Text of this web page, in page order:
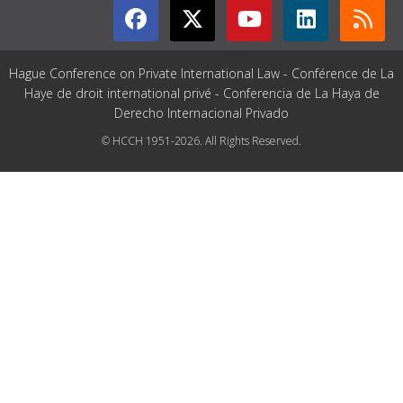
Hague Conference on Private International Law - Conférence de La
Haye de droit international privé - Conferencia de La Haya de
Derecho Internacional Privado
© HCCH 1951-2026. All Rights Reserved.